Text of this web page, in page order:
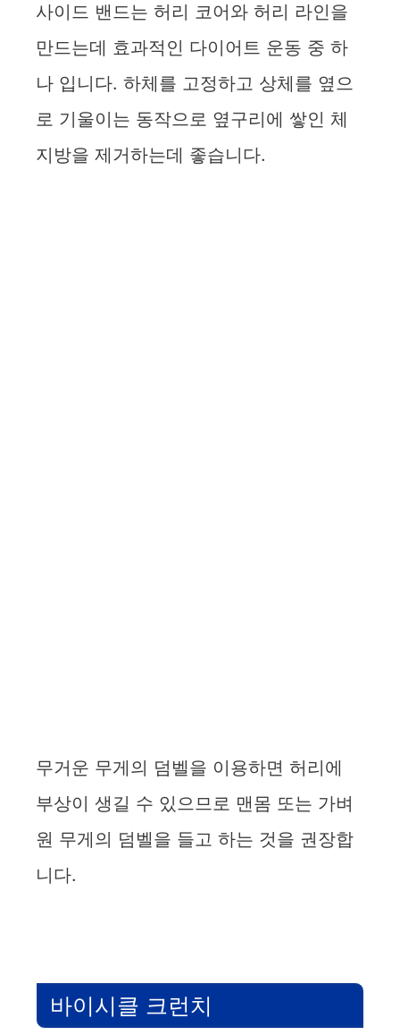
사이드 밴드는 허리 코어와 허리 라인을
만드는데 효과적인 다이어트 운동 중 하
나 입니다. 하체를 고정하고 상체를 옆으
로 기울이는 동작으로 옆구리에 쌓인 체
지방을 제거하는데 좋습니다.
무거운 무게의 덤벨을 이용하면 허리에
부상이 생길 수 있으므로 맨몸 또는 가벼
원 무게의 덤벨을 들고 하는 것을 권장합
니다.
바이시클 크런치